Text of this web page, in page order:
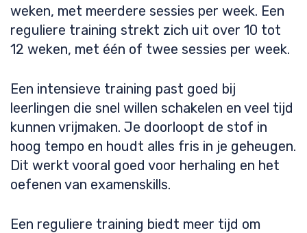
weken, met meerdere sessies per week. Een
reguliere training strekt zich uit over 10 tot
12 weken, met één of twee sessies per week.
Een intensieve training past goed bij
leerlingen die snel willen schakelen en veel tijd
kunnen vrijmaken. Je doorloopt de stof in
hoog tempo en houdt alles fris in je geheugen.
Dit werkt vooral goed voor herhaling en het
oefenen van examenskills.
Een reguliere training biedt meer tijd om